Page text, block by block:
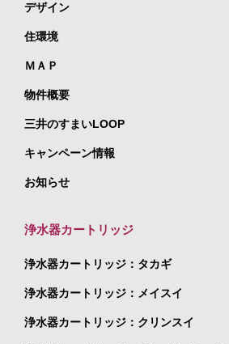
デザイン
住環境
ＭＡＰ
物件概要
三井のすまいLOOP
キャンペーン情報
お知らせ
浄水器カートリッジ
浄水器カートリッジ：タカギ
浄水器カートリッジ：メイスイ
浄水器カートリッジ：クリンスイ